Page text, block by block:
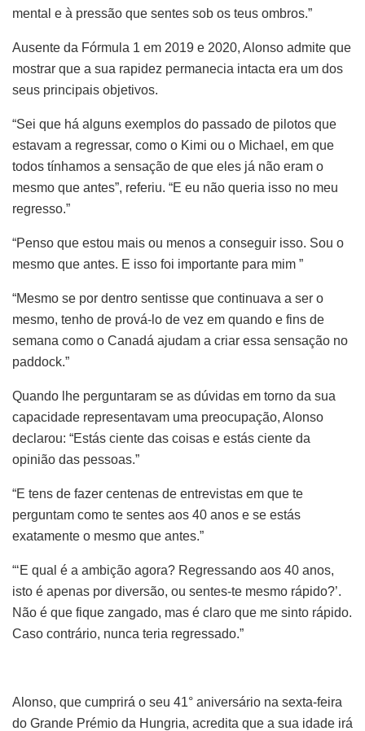
mental e à pressão que sentes sob os teus ombros.”
Ausente da Fórmula 1 em 2019 e 2020, Alonso admite que
mostrar que a sua rapidez permanecia intacta era um dos
seus principais objetivos.
“Sei que há alguns exemplos do passado de pilotos que
estavam a regressar, como o Kimi ou o Michael, em que
todos tínhamos a sensação de que eles já não eram o
mesmo que antes”, referiu. “E eu não queria isso no meu
regresso.”
“Penso que estou mais ou menos a conseguir isso. Sou o
mesmo que antes. E isso foi importante para mim ”
“Mesmo se por dentro sentisse que continuava a ser o
mesmo, tenho de prová-lo de vez em quando e fins de
semana como o Canadá ajudam a criar essa sensação no
paddock.”
Quando lhe perguntaram se as dúvidas em torno da sua
capacidade representavam uma preocupação, Alonso
declarou: “Estás ciente das coisas e estás ciente da
opinião das pessoas.”
“E tens de fazer centenas de entrevistas em que te
perguntam como te sentes aos 40 anos e se estás
exatamente o mesmo que antes.”
“‘E qual é a ambição agora? Regressando aos 40 anos,
isto é apenas por diversão, ou sentes-te mesmo rápido?’.
Não é que fique zangado, mas é claro que me sinto rápido.
Caso contrário, nunca teria regressado.”
Alonso, que cumprirá o seu 41° aniversário na sexta-feira
do Grande Prémio da Hungria, acredita que a sua idade irá